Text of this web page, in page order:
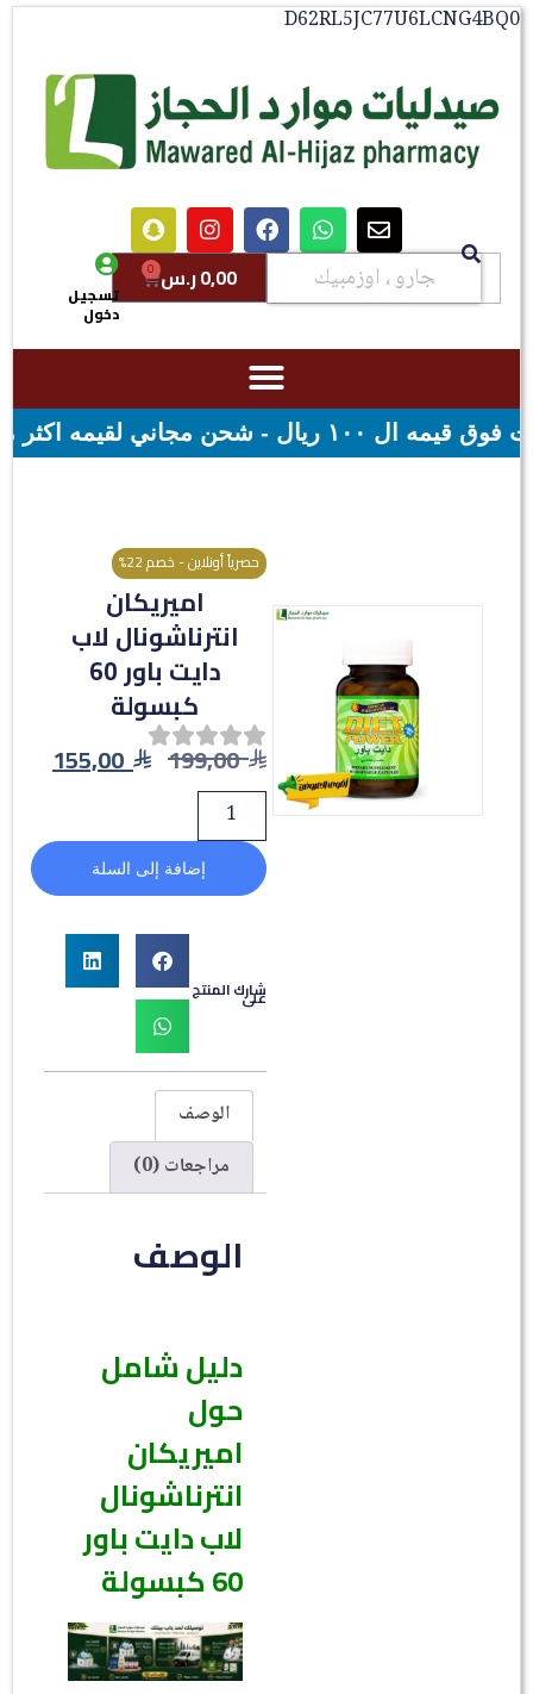
0,00ر.س تسجيل
دخول
حصرياً أونلاين - خصم 22%
اميريكان
انترناشونال لاب
دايت باور 60
كبسولة
199,00
155,00
إضافة إلى السلة
شارك المنتج
الوصف
مراجعات (0)
الوصف
دليل شامل
حول
اميريكان
انترناشونال
لاب دايت باور